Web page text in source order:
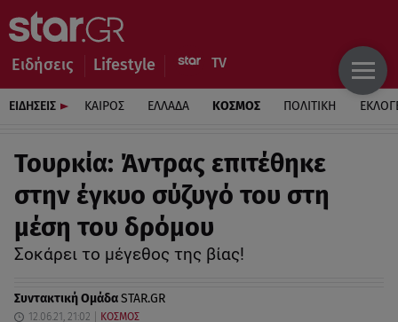
Ειδήσεις Lifestyle
ΕΙΔΗΣΕΙΣ ΚΑΙΡΟΣ ΕΛΛΑΔΑ ΚΟΣΜΟΣ ΠΟΛΙΤΙΚΗ
Τουρκία: Άντρας επιτέθηκε
στην έγκυο σύζυγό του στη
μέση του δρόμου
Σοκάρει το μέγεθος της βίας!
Συντακτική ΟμάδαSTAR.GR
12.06.21, 21:02 ΚΟΣΜΟΣ